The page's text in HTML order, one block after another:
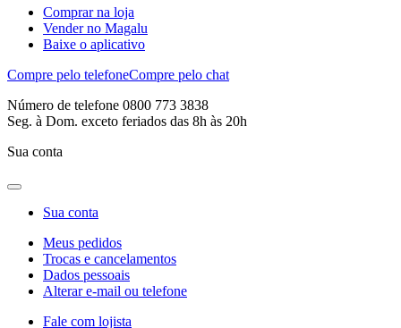
Comprar na loja
Vender no Magalu
Baixe o aplicativo
Compre pelo telefoneCompre pelo chat
Número de telefone 0800 773 3838
Seg. à Dom. exceto feriados das 8h às 20h
Sua conta
Sua conta
Meus pedidos
Trocas e cancelamentos
Dados pessoais
Alterar e-mail ou telefone
Fale com lojista